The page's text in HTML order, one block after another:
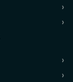
›
›
›
›